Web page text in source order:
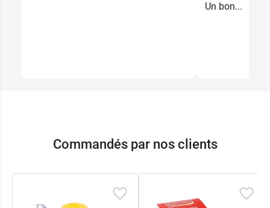
Un bon...
Commandés par nos clients